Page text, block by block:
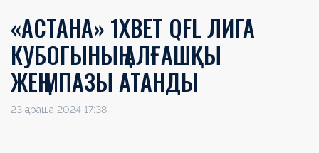
«АСТАНА» 1ХВЕТ QFL ЛИГА
КУБОГЫНЫҢ АЛҒАШҚЫ
ЖЕҢІМПАЗЫ АТАНДЫ
23 қараша 2024 17:38